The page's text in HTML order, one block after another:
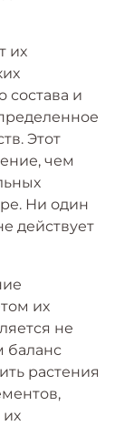
их
состава и
Этот
чем
Ни один
действует
их
не
баланс
растения
их